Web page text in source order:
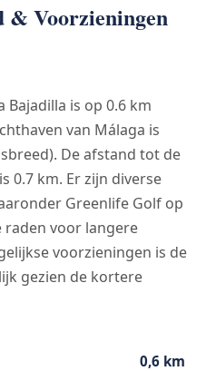
& Voorzieningen
Bajadilla is op 0.6 km
van Málaga is
De afstand tot de
0.7 km. Er zijn diverse
Greenlife Golf op
raden voor langere
voorzieningen is de
gezien de kortere
0,6 km